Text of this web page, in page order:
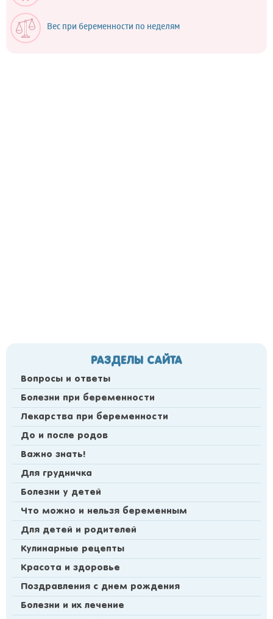
Вес при беременности по неделям
РАЗДЕЛЫ САЙТА
Вопросы и ответы
Болезни при беременности
Лекарства при беременности
До и после родов
Важно знать!
Для грудничка
Болезни у детей
Что можно и нельзя беременным
Для детей и родителей
Кулинарные рецепты
Красота и здоровье
Поздравления с днем рождения
Болезни и их лечение